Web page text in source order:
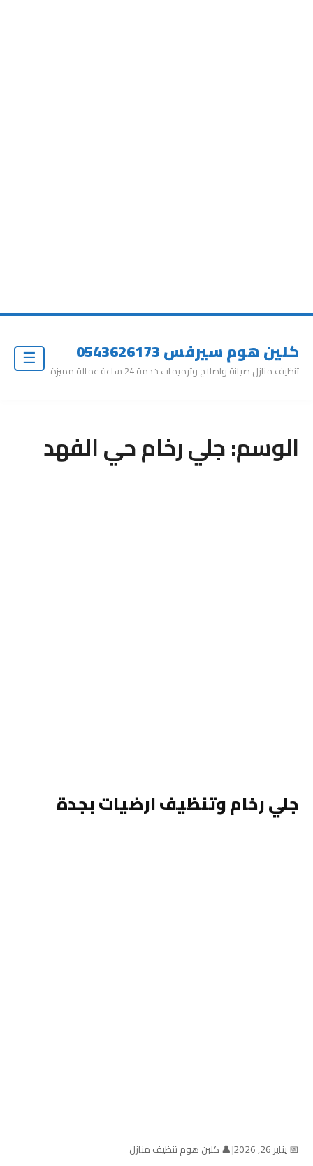
كلين هوم سيرفس 0543626173
تنظيف منازل صيانة واصلاح وترميمات خدمة 24 ساعة عمالة مميزة
الوسم:جلي رخام حي الفهد
جلي رخام وتنظيف ارضيات بجدة
📅 يناير 26, 2026 |👤 كلين هوم تنظيف منازل